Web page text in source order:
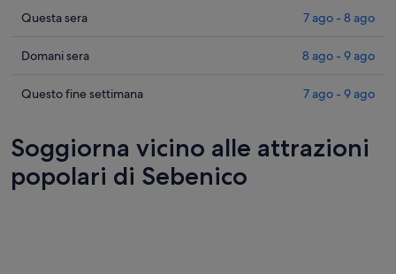
Cerca
prezzi
Sebenico
7
ago
-
Questa sera 7 ago - 8 ago
Cerca
prezzi
per
domani
notte,
Domani sera 8 ago - 9 ago
Cerca
a
Sebenico
per
Questo fine settimana 7 ago - 9 ago
Soggiorna vicino alle attrazioni
popolari di Sebenico